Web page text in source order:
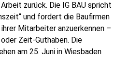
zurück. Die IG BAU spricht
und fordert die Baufirmen
Mitarbeiter anzuerkennen –
Zeit-Guthaben. Die
am 25. Juni in Wiesbaden